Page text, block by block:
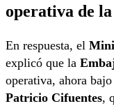
operativa de
En respuesta, el
explicó que la
operativa, ahora
Patricio Cifuentes,